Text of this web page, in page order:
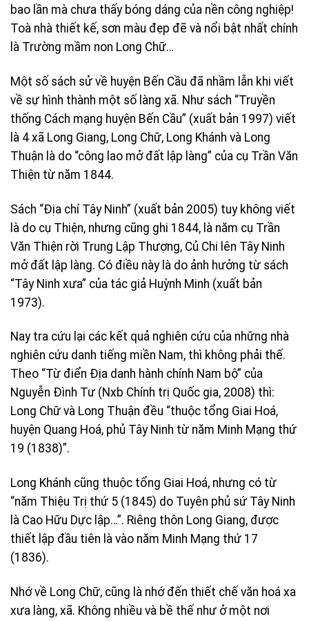
bao lần mà chưa thấy bóng dáng của nền công nghiệp!
Toà nhà thiết kế, sơn màu đẹp đẽ và nổi bật nhất chính
là Trường mầm non Long Chữ…
Một số sách sử về huyện Bến Cầu đã nhầm lẫn khi viết
về sự hình thành một số làng xã. Như sách “Truyền
thống Cách mạng huyện Bến Cầu” (xuất bản 1997) viết
là 4 xã Long Giang, Long Chữ, Long Khánh và Long
Thuận là do “công lao mở đất lập làng” của cụ Trần Văn
Thiện từ năm 1844.
Sách “Ðịa chí Tây Ninh” (xuất bản 2005) tuy không viết
là do cụ Thiện, nhưng cũng ghi 1844, là năm cụ Trần
Văn Thiện rời Trung Lập Thượng, Củ Chi lên Tây Ninh
mở đất lập làng. Có điều này là do ảnh hưởng từ sách
“Tây Ninh xưa” của tác giả Huỳnh Minh (xuất bản
1973).
Nay tra cứu lại các kết quả nghiên cứu của những nhà
nghiên cứu danh tiếng miền Nam, thì không phải thế.
Theo “Từ điển Ðịa danh hành chính Nam bộ” của
Nguyễn Ðình Tư (Nxb Chính trị Quốc gia, 2008) thì:
Long Chữ và Long Thuận đều “thuộc tổng Giai Hoá,
huyện Quang Hoá, phủ Tây Ninh từ năm Minh Mạng thứ
19 (1838)”.
Long Khánh cũng thuộc tổng Giai Hoá, nhưng có từ
“năm Thiệu Trị thứ 5 (1845) do Tuyên phủ sứ Tây Ninh
là Cao Hữu Dực lập…”. Riêng thôn Long Giang, được
thiết lập đầu tiên là vào năm Minh Mạng thứ 17
(1836).
Nhớ về Long Chữ, cũng là nhớ đến thiết chế văn hoá xa
xưa làng, xã. Không nhiều và bề thế như ở một nơi